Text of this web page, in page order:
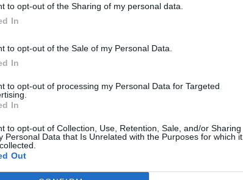
to opt-out of the Sharing of my personal data.
In
to opt-out of the Sale of my Personal Data.
In
to opt-out of processing my Personal Data for Targeted
In
to opt-out of Collection, Use, Retention, Sale, and/or Sharing
Personal Data that Is Unrelated with the Purposes for which it
Out